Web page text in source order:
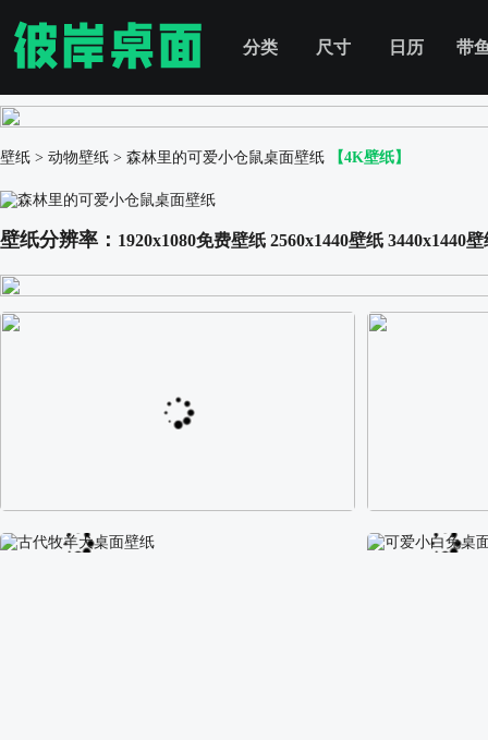
分类 尺寸 日历 带
壁纸 > 动物壁纸 > 森林里的可爱小仓鼠桌面壁纸 【4K壁纸】
壁纸分辨率： 1920x1080免费壁纸 2560x1440壁纸 3440x1440壁
阿尔卑斯山区自然风景壁纸 校园长发可爱